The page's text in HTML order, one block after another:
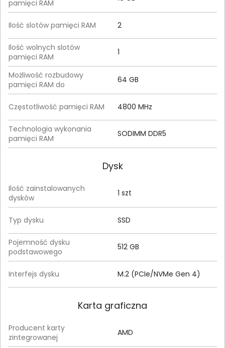
pamięci RAM
Ilość slotów pamięci RAM 2
Ilość wolnych slotów
pamięci RAM
1
Możliwość rozbudowy
pamięci RAM do
64 GB
Częstotliwość pamięci RAM 4800 MHz
Technologia wykonania
pamięci RAM
SODIMM DDR5
Dysk
Ilość zainstalowanych
dysków
1 szt
Typ dysku SSD
Pojemność dysku
podstawowego
512 GB
Interfejs dysku M.2 (PCIe/NVMe Gen 4)
Karta graficzna
Producent karty
zintegrowanej
AMD